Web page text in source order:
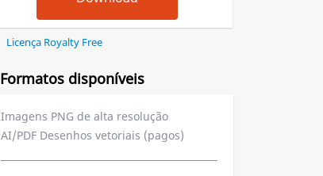
Licença Royalty Free
Formatos disponíveis
Imagens PNG de alta resolução
AI/PDF Desenhos vetoriais (pagos)